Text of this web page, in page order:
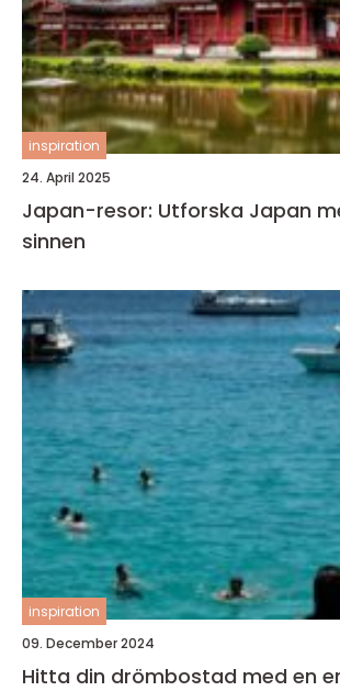
inspiration
24. April 2025
Japan-resor: Utforska Japan
sinnen
inspiration
09. December 2024
Hitta din drömbostad med en